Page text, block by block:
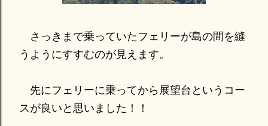
さっきまで乗っていたフェリーが島の間を縫
うようにすすむのが見えます。
先にフェリーに乗ってから展望台というコー
スが良いと思いました！！